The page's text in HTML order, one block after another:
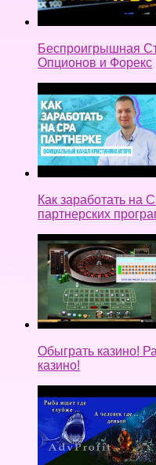
Беспроигрышная
Опционов и Форекс
Как заработать на
партнерских
Обыграть казино!
казино!